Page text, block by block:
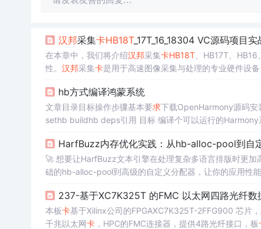
汉邦采集卡HB18T_17T_16_18304 VC源码项目实
在本章中，我们将介绍汉邦采集卡HB18T、HB17T、HB16
性。 汉邦采集卡是用于高速图像采集与处理的专业硬件设
hb方式编译鸿蒙系统
文章目录目标操作步骤基本要求下载OpenHarmony源码安
sethb buildhb deps引用 目标 编译个可以运行的Harmony系统。 操作步骤 需要四个
enHarmony源码指示的方法下载代码。 本人选用从站点
HarfBuzz内存优化实践：从hb-alloc-pool到自
🚀 想要让HarfBuzz文本引擎在处理复杂多语言排版时更
础的hb-alloc-pool到高级的自定义分配器，让你的应用性能提升一个档次。 HarfBuzz是一个强大的文本
237-基于XC7K325T 的FMC 以太网四路光纤数
本板卡基于Xilinx公司的FPGAXC7K325T-2FFG900 芯片
千兆以太网卡，HPC的FMC连接器，提供4路光纤接口，板